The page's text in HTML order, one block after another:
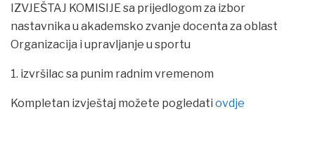
IZVJEŠTAJ KOMISIJE sa prijedlogom za izbor
nastavnika u akademsko zvanje docenta za oblast
Organizacija i upravljanje u sportu
1. izvršilac sa punim radnim vremenom
Kompletan izvještaj možete pogledati ovdje